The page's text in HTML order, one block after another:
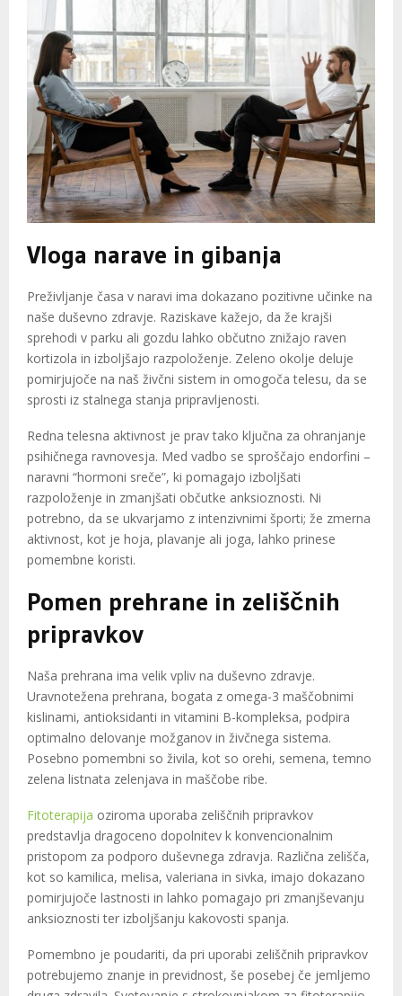
Vloga narave in gibanja
Preživljanje časa v naravi ima dokazano pozitivne učinke na
naše duševno zdravje. Raziskave kažejo, da že krajši
sprehodi v parku ali gozdu lahko občutno znižajo raven
kortizola in izboljšajo razpoloženje. Zeleno okolje deluje
pomirjujoče na naš živčni sistem in omogoča telesu, da se
sprosti iz stalnega stanja pripravljenosti.
Redna telesna aktivnost je prav tako ključna za ohranjanje
psihičnega ravnovesja. Med vadbo se sproščajo endorfini –
naravni “hormoni sreče”, ki pomagajo izboljšati
razpoloženje in zmanjšati občutke anksioznosti. Ni
potrebno, da se ukvarjamo z intenzivnimi športi; že zmerna
aktivnost, kot je hoja, plavanje ali joga, lahko prinese
pomembne koristi.
Pomen prehrane in zeliščnih
pripravkov
Naša prehrana ima velik vpliv na duševno zdravje.
Uravnotežena prehrana, bogata z omega-3 maščobnimi
kislinami, antioksidanti in vitamini B-kompleksa, podpira
optimalno delovanje možganov in živčnega sistema.
Posebno pomembni so živila, kot so orehi, semena, temno
zelena listnata zelenjava in maščobe ribe.
Fitoterapija oziroma uporaba zeliščnih pripravkov
predstavlja dragoceno dopolnitev k konvencionalnim
pristopom za podporo duševnega zdravja. Različna zelišča,
kot so kamilica, melisa, valeriana in sivka, imajo dokazano
pomirjujoče lastnosti in lahko pomagajo pri zmanjševanju
anksioznosti ter izboljšanju kakovosti spanja.
Pomembno je poudariti, da pri uporabi zeliščnih pripravkov
potrebujemo znanje in previdnost, še posebej če jemljemo